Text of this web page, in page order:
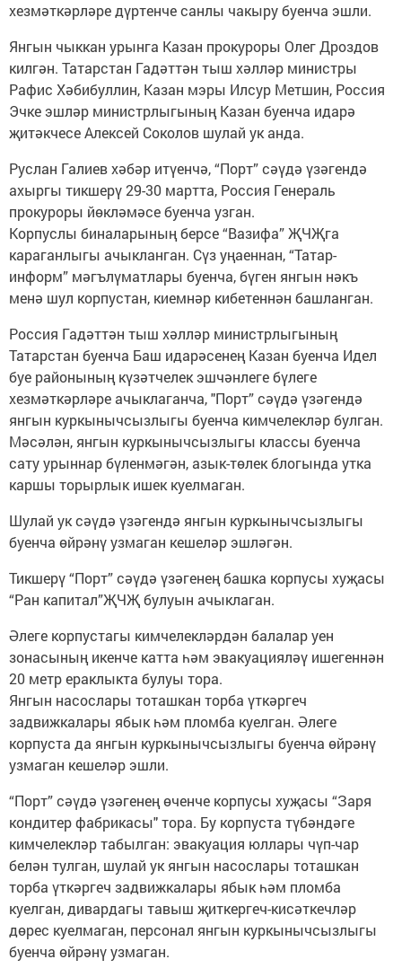
хезмәткәрләре дүртенче санлы чакыру буенча эшли.
Янгын чыккан урынга Казан прокуроры Олег Дроздов
килгән. Татарстан Гадәттән тыш хәлләр министры
Рафис Хәбибуллин, Казан мэры Илсур Метшин, Россия
Эчке эшләр министрлыгының Казан буенча идарә
җитәкчесе Алексей Соколов шулай ук анда.
Руслан Галиев хәбәр итүенчә, “Порт” сәүдә үзәгендә
ахыргы тикшерү 29-30 мартта, Россия Генераль
прокуроры йөкләмәсе буенча узган.
Корпуслы биналарының берсе “Вазифа” ҖЧҖга
караганлыгы ачыкланган. Сүз уңаеннан, “Татар-
информ” мәгълүматлары буенча, бүген янгын нәкъ
менә шул корпустан, киемнәр кибетеннән башланган.
Россия Гадәттән тыш хәлләр министрлыгының
Татарстан буенча Баш идарәсенең Казан буенча Идел
буе районының күзәтчелек эшчәнлеге бүлеге
хезмәткәрләре ачыклаганча, "Порт” сәүдә үзәгендә
янгын куркынычсызлыгы буенча кимчелекләр булган.
Мәсәлән, янгын куркынычсызлыгы классы буенча
сату урыннар бүленмәгән, азык-төлек блогында утка
каршы торырлык ишек куелмаган.
Шулай ук сәүдә үзәгендә янгын куркынычсызлыгы
буенча өйрәнү узмаган кешеләр эшләгән.
Тикшерү “Порт” сәүдә үзәгенең башка корпусы хуҗасы
“Ран капитал”ҖЧҖ булуын ачыклаган.
Әлеге корпустагы кимчелекләрдән балалар уен
зонасының икенче катта һәм эвакуацияләү ишегеннән
20 метр ераклыкта булуы тора.
Янгын насослары тоташкан торба үткәргеч
задвижкалары ябык һәм пломба куелган. Әлеге
корпуста да янгын куркынычсызлыгы буенча өйрәнү
узмаган кешеләр эшли.
“Порт” сәүдә үзәгенең өченче корпусы хуҗасы “Заря
кондитер фабрикасы" тора. Бу корпуста түбәндәге
кимчелекләр табылган: эвакуация юллары чүп-чар
белән тулган, шулай ук янгын насослары тоташкан
торба үткәргеч задвижкалары ябык һәм пломба
куелган, дивардагы тавыш җиткергеч-кисәткечләр
дөрес куелмаган, персонал янгын куркынычсызлыгы
буенча өйрәнү узмаган.